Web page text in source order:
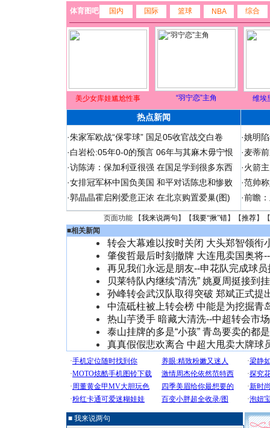
体育图吧 国内 国际 篮球 NBA 综合
美少女库娃尴尬性事 “羽宁恋”主角 维埃
热点新闻
·朱家军欧战“保零球” 国足05收官战交白卷
·白岩松:05年0-0的预言 06年与其麻木毋宁恨
·访陈涛：保加利亚很强 在国足学到很多东西
·女排冠军杯中国负美国 和平对话陈忠和惨败
·郭晶晶霍启刚爱意正浓 在北京购置爱巢(图)
·姚明
·麦蒂
·火箭
·范帅
·前瞻
页面功能 【我来说两句 】【我要“揪”错】【推荐】
■相关新闻
转会大幕难以按时关闭 大头郑智领衔
肇俊哲最后时刻撤牌 大连甩卖国奥将
再见我们永远是朋友--申花队完成球
贝莱特队内继续“清洗” 姚夏周挺接到
孙峰转会武汉队取得突破 郑斌正式提
中流砥柱被上转会榜 中能是为挖掘青
热山芋烫手 暗藏大清洗--中超转会市
泰山挂牌的多是“小孩” 青岛要卖的都
真真假假悲欢离合 中超大甩卖大牌球
■ 我来说两句